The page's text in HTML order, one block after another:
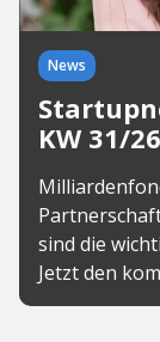
News
KW 31/26
sind die
Jetzt den